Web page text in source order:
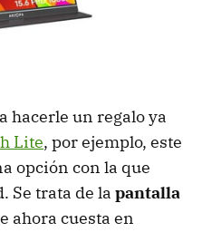
hacerle un regalo ya
Lite, por ejemplo, este
opción con la que
Se trata de la pantalla
ahora cuesta en